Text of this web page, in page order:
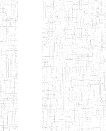
Afficher
Début
GTTC